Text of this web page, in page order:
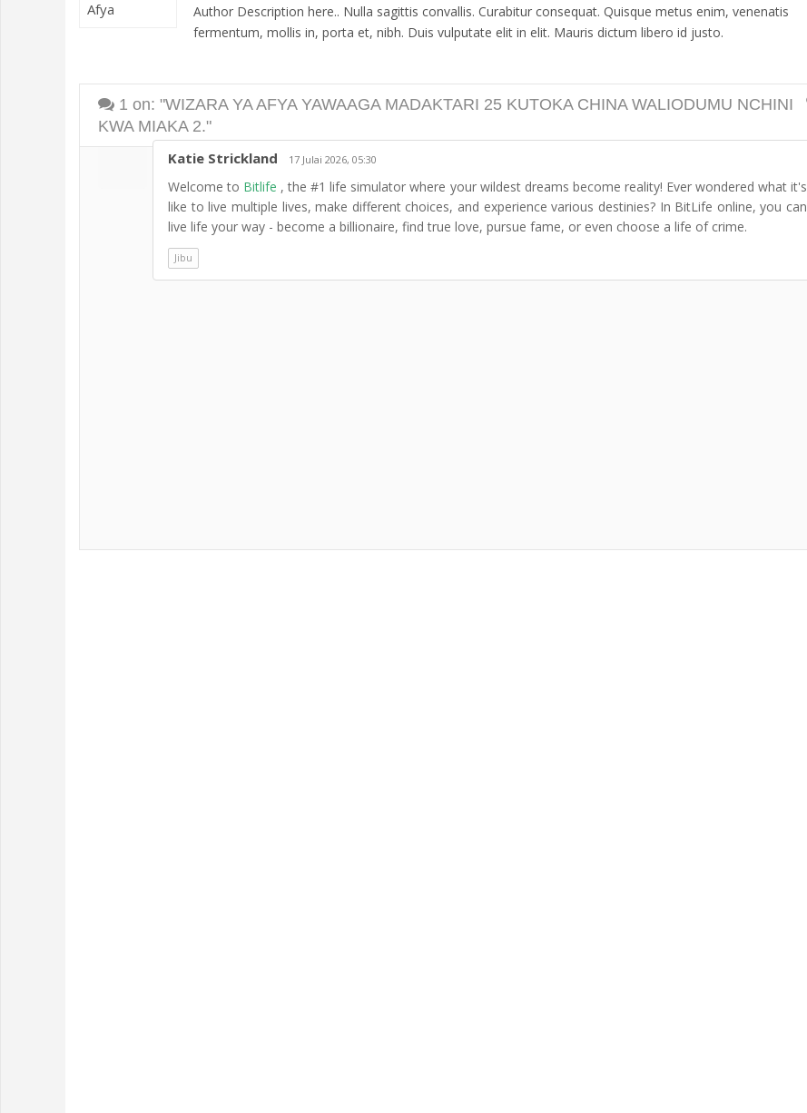
Author Description here.. Nulla sagittis convallis. Curabitur consequat. Quisque metus enim, venenatis
fermentum, mollis in, porta et, nibh. Duis vulputate elit in elit. Mauris dictum libero id justo.
1 on: "WIZARA YA AFYA YAWAAGA MADAKTARI 25 KUTOKA CHINA WALIODUMU NCHINI
KWA MIAKA 2."
Katie Strickland
17 Julai 2026, 05:30
Welcome to Bitlife , the #1 life simulator where your wildest dreams become reality! Ever wondered what it's
like to live multiple lives, make different choices, and experience various destinies? In BitLife online, you can
live life your way - become a billionaire, find true love, pursue fame, or even choose a life of crime.
Jibu